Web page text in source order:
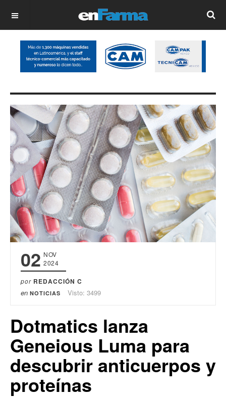
OFF CANVAS
02 NOV
2024
por REDACCIÓN C
en NOTICIAS Visto: 3499
Dotmatics lanza
Geneious Luma para
descubrir anticuerpos y
proteínas